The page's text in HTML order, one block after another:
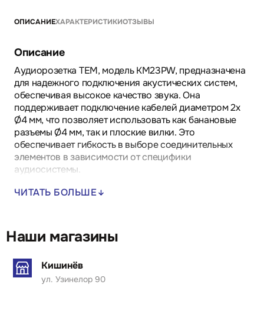
ОПИСАНИЕХАРАКТЕРИСТИКИОТЗЫВЫ
Описание
Аудиорозетка TEM, модель KM23PW, предназначена
для надежного подключения акустических систем,
обеспечивая высокое качество звука. Она
поддерживает подключение кабелей диаметром 2x
Ø4 мм, что позволяет использовать как банановые
разъемы Ø4 мм, так и плоские вилки. Это
обеспечивает гибкость в выборе соединительных
элементов в зависимости от специфики
аудиосистемы.
Пайка кабеля на обратной стороне розетки
надежность контактов делают эту модель идеальной
для использования в домашних и профессиональных
звуковых системах, где требуется высокое качество
передачи аудиосигнала.
ЧИТАТЬ БОЛЬШЕ
Наши магазины
Кишинёв
ул. Узинелор 90